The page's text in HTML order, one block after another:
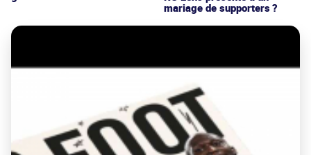
mariage de supporters ?